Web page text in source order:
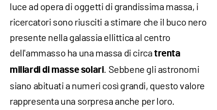
luce ad opera di oggetti di grandissima massa, i
ricercatori sono riusciti a stimare che il buco nero
presente nella galassia ellittica al centro
dell'ammasso ha una massa di circatrenta
miliardi di masse solari. Sebbene gli astronomi
siano abituati a numeri così grandi, questo valore
rappresenta una sorpresa anche per loro.